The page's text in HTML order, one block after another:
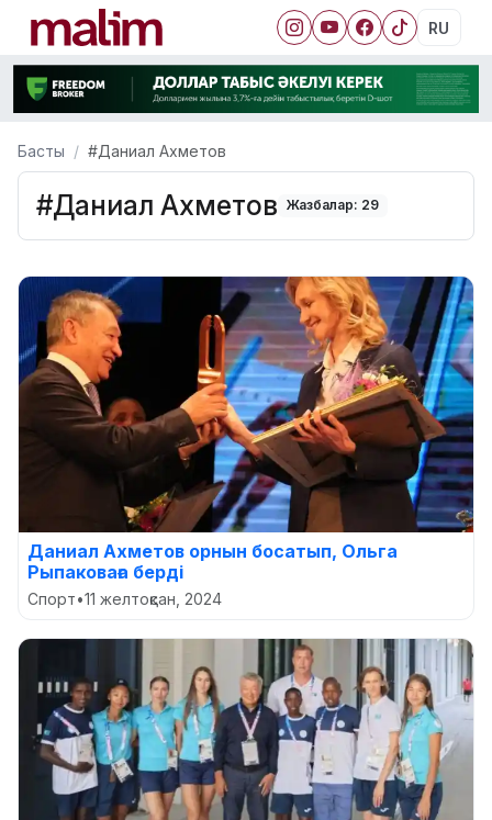
RU
Басты #Даниал Ахметов
#Даниал Ахметов Жазбалар: 29
Даниал Ахметов орнын босатып, Ольга
Рыпаковаға берді
Спорт•11 желтоқсан, 2024